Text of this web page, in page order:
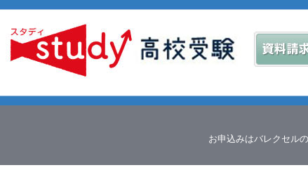
お申込みはバレクセル